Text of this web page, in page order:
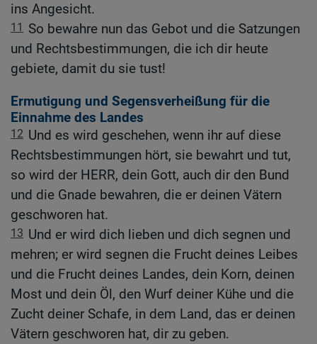
ins Angesicht.
11
So bewahre nun das Gebot und die Satzungen
und Rechtsbestimmungen, die ich dir heute
gebiete, damit du sie tust!
Ermutigung und Segensverheißung für die
Einnahme des Landes
12 Und es wird geschehen, wenn ihr auf diese
Rechtsbestimmungen hört, sie bewahrt und tut,
so wird der HERR, dein Gott, auch dir den Bund
und die Gnade bewahren, die er deinen Vätern
geschworen hat.
13 Und er wird dich lieben und dich segnen und
mehren; er wird segnen die Frucht deines Leibes
und die Frucht deines Landes, dein Korn, deinen
Most und dein Öl, den Wurf deiner Kühe und die
Zucht deiner Schafe, in dem Land, das er deinen
Vätern geschworen hat, dir zu geben.